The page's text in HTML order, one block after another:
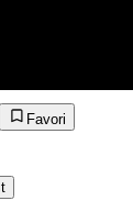
Favori